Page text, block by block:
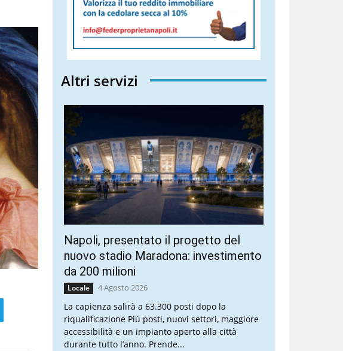
Altri servizi
Napoli, presentato il progetto del
nuovo stadio Maradona: investimento
da 200 milioni
Locale 4 Agosto 2026
La capienza salirà a 63.300 posti dopo la
riqualificazione Più posti, nuovi settori, maggiore
accessibilità e un impianto aperto alla città
durante tutto l’anno. Prende...